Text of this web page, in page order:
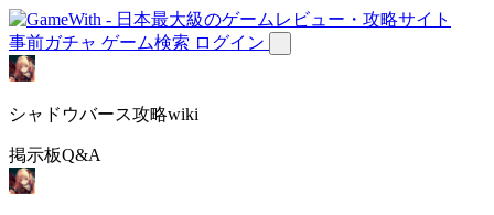
事前ガチャ ゲーム検索 ログイン
シャドウバース攻略wiki
掲示板Q&A